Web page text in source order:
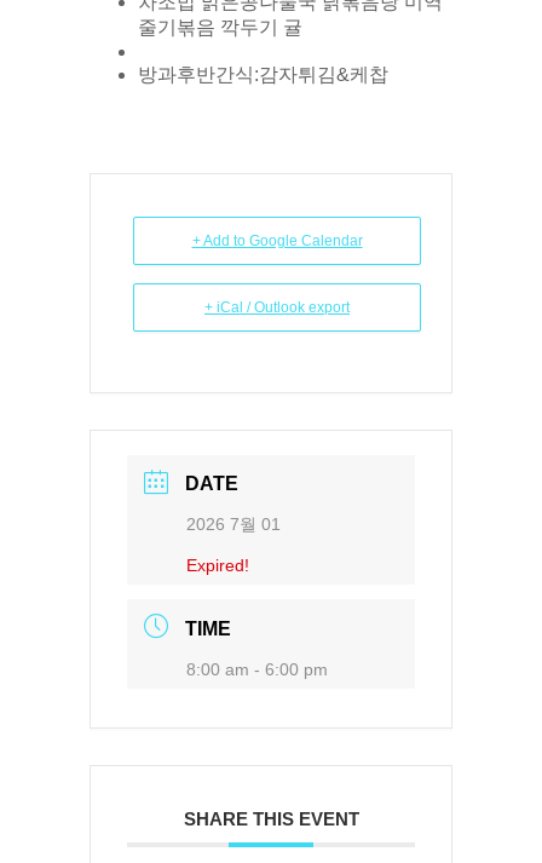
줄기볶음 깍두기 귤
방과후반간식:감자튀김&케찹
+ Add to Google Calendar
+ iCal / Outlook export
DATE
2026 7월 01
Expired!
TIME
8:00 am - 6:00 pm
SHARE THIS EVENT